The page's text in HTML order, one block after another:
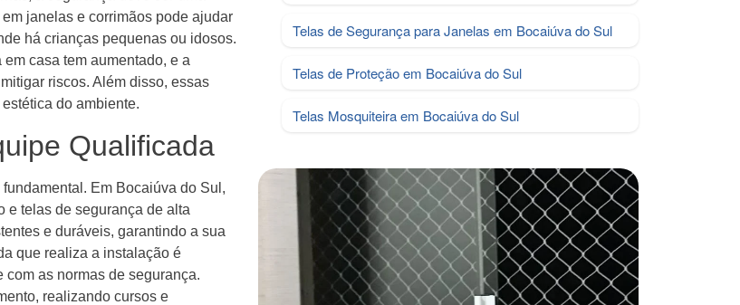
janelas e corrimãos pode ajudar
há crianças pequenas ou idosos.
casa tem aumentado, e a
riscos. Além disso, essas
do ambiente.
Qualificada
Em Bocaiúva do Sul,
e telas de segurança de alta
e duráveis, garantindo a sua
que realiza a instalação é
as normas de segurança.
realizando cursos e
Telas de Segurança para Janelas em Bocaiúva do Sul
Telas de Proteção em Bocaiúva do Sul
Telas Mosquiteira em Bocaiúva do Sul